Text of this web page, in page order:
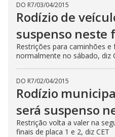
DO R7/03/04/2015
Rodízio de
suspenso neste
Restrições para caminhões
normalmente no sábado, diz
DO R7/02/04/2015
Rodízio
será suspenso
Restrição volta a valer na
finais de placa 1 e 2, diz CET